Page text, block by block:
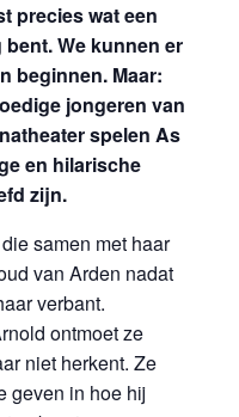
precies wat een
We kunnen er
beginnen. Maar:
jongeren van
spelen As
en hilarische
zijn.
samen met haar
van Arden nadat
verbant.
ontmoet ze
niet herkent. Ze
geven in hoe hij